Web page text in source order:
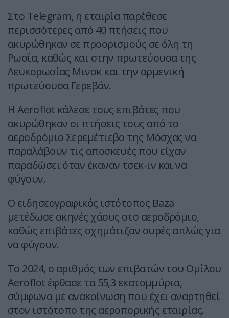
Στο Telegram, η εταιρία παρέθεσε
περισσότερες από 40 πτήσεις που
ακυρώθηκαν σε προορισμούς σε όλη τη
Ρωσία, καθώς και στην πρωτεύουσα της
Λευκορωσίας Μινσκ και την αρμενική
πρωτεύουσα Γερεβάν.
Η Aeroflot κάλεσε τους επιβάτες που
ακυρώθηκαν οι πτήσεις τους από το
αεροδρόμιο Σερεμέτιεβο της Μόσχας να
παραλάβουν τις αποσκευές που είχαν
παραδώσει όταν έκαναν τσεκ-ιν και να
φύγουν.
Ο ειδησεογραφικός ιστότοπος Baza
μετέδωσε σκηνές χάους στο αεροδρόμιο,
καθώς επιβάτες σχημάτιζαν ουρές απλώς για
να φύγουν.
Το 2024, ο αριθμός των επιβατών του Ομίλου
Aeroflot έφθασε τα 55,3 εκατομμύρια,
σύμφωνα με ανακοίνωση που έχει αναρτηθεί
στον ιστότοπο της αεροπορικής εταιρίας.